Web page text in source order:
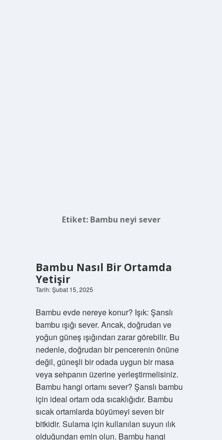
Etiket: Bambu neyi sever
Bambu Nasıl Bir Ortamda
Yetişir
Tarih: Şubat 15, 2025
Bambu evde nereye konur? Işık: Şanslı
bambu ışığı sever. Ancak, doğrudan ve
yoğun güneş ışığından zarar görebilir. Bu
nedenle, doğrudan bir pencerenin önüne
değil, güneşli bir odada uygun bir masa
veya sehpanın üzerine yerleştirmelisiniz.
Bambu hangi ortamı sever? Şanslı bambu
için ideal ortam oda sıcaklığıdır. Bambu
sıcak ortamlarda büyümeyi seven bir
bitkidir. Sulama için kullanılan suyun ılık
olduğundan emin olun. Bambu hangi